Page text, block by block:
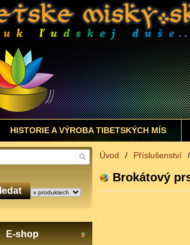
HISTORIE A VÝROBA TIBETSKÝCH MÍS
E-shop
Úvod / Příslušenství /
Brokátový